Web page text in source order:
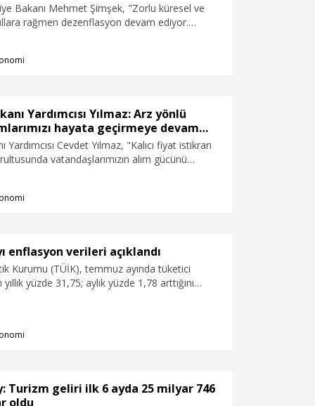
Bakanı Mehmet Şimşek, "Zorlu küresel ve
rağmen dezenflasyon devam ediyor.
Yardımcısı Yılmaz: Arz yönlü
hayata geçirmeye devam
Yardımcısı Cevdet Yılmaz, "Kalıcı fiyat istikrarı
vatandaşlarımızın alım gücünü
geçirmeye devam edeceğiz" dedi.
enflasyon verileri açıklandı
Kurumu (TÜİK), temmuz ayında tüketici
yüzde 31,75; aylık yüzde 1,78 arttığını
Turizm geliri ilk 6 ayda 25 milyar 746
oldu